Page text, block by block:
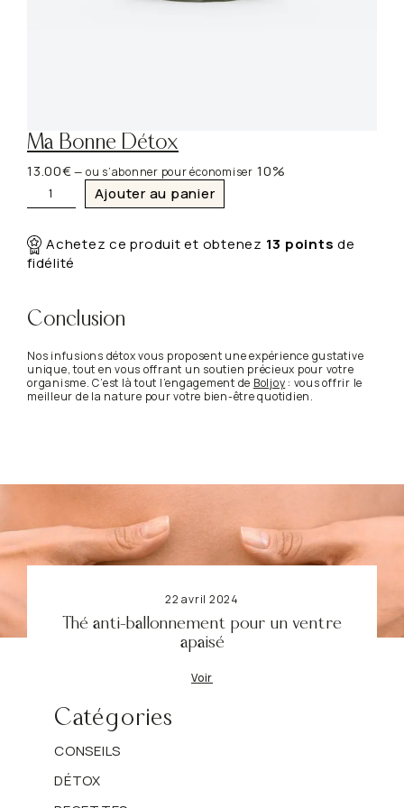
Ma Bonne Détox
13.00€— ou s’abonner pour économiser 10%
n
t
i
d
M
a
B
o
x
Ajouter au panier
Achetez ce produit et obtenez 13 points de
fidélité
Conclusion
Nos infusions détox vous proposent une expérience gustative
unique, tout en vous offrant un soutien précieux pour votre
organisme. C’est là tout l’engagement de Boljoy : vous offrir le
meilleur de la nature pour votre bien-être quotidien.
22 avril 2024
Thé anti-ballonnement pour un ventre
apaisé
Voir
Catégories
CONSEILS
DÉTOX